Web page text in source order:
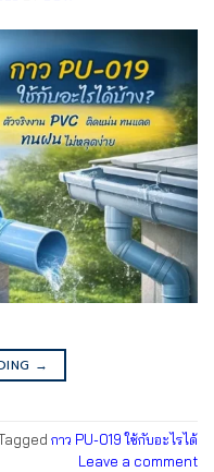
→
กาว PU-019 ใช้กับอะไรได้
Leave a comment